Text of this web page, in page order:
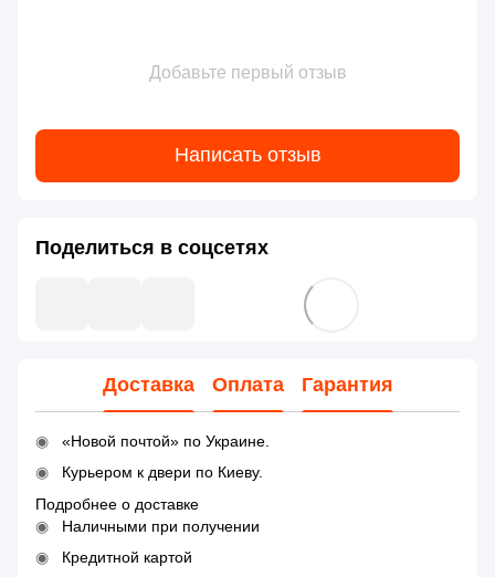
Добавьте первый отзыв
Написать отзыв
Поделиться в соцсетях
Доставка Оплата Гарантия
«Новой почтой» по Украине.
Курьером к двери по Киеву.
Подробнее о доставке
Наличными при получении
Кредитной картой